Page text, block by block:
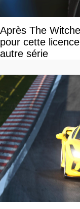
Après The
pour cette
autre série